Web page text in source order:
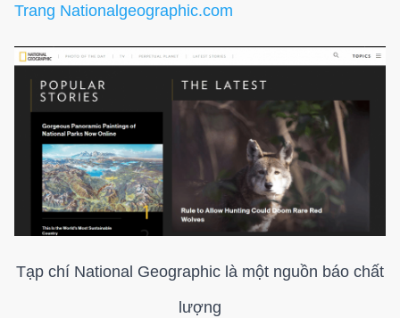
Trang Nationalgeographic.com
Tạp chí National Geographic là một nguồn báo chất
lượng